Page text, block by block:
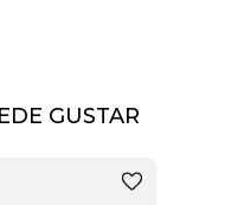
GUSTAR